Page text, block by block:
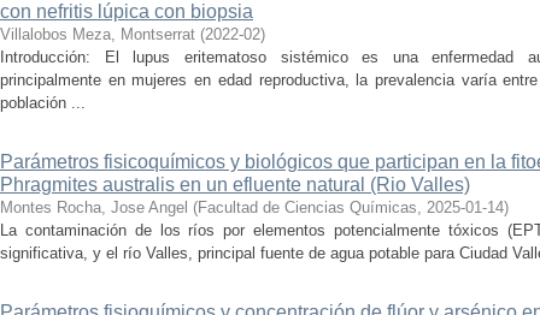
con nefritis lúpica con biopsia
Villalobos Meza, Montserrat (2022-02)
Introducción: El lupus eritematoso sistémico es una enfermedad
principalmente en mujeres en edad reproductiva, la prevalencia varía
población ...
Parámetros fisicoquímicos y biológicos que participan en la
Phragmites australis en un efluente natural (Rio Valles)
Montes Rocha, Jose Angel (Facultad de Ciencias Químicas, 2025-01-14)
La contaminación de los ríos por elementos potencialmente tóxicos
significativa, y el río Valles, principal fuente de agua potable para Ciudad